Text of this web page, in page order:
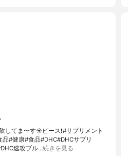
してま〜す☀️ピース❗️#サプリメント
#健康#食品#DHC#DHCサプリ
速攻ブル…続きを見る